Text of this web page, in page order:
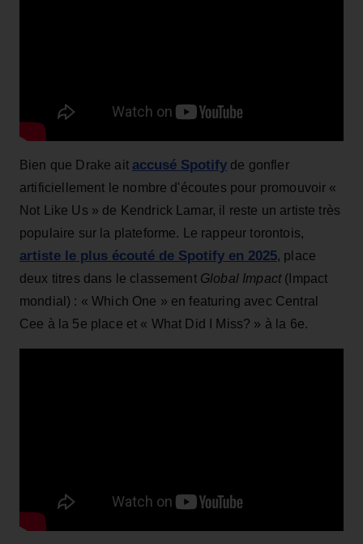
Bien que Drake ait accusé Spotify de gonfler
artificiellement le nombre d'écoutes pour promouvoir «
Not Like Us » de Kendrick Lamar, il reste un artiste très
populaire sur la plateforme. Le rappeur torontois,
artiste le plus écouté de Spotify en 2025, place
deux titres dans le classement Global Impact(Impact
mondial) : « Which One » en featuring avec Central
Cee à la 5e place et « What Did I Miss? » à la 6e.